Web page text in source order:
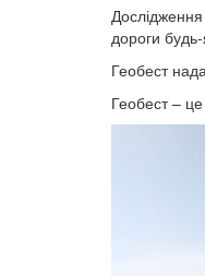
Дослідження
дороги будь-
Геобест
Геобест – це